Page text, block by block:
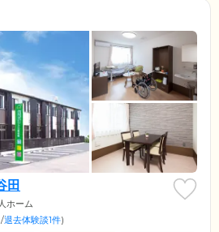
田
ホーム
/退去体験談1件)